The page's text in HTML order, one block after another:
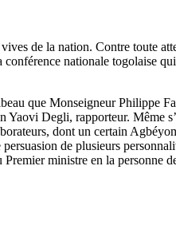
de la nation. Contre toute
nationale togolaise
que Monseigneur Philippe
Yaovi Degli, rapporteur. Même
dont un certain
de plusieurs
ministre en la personne